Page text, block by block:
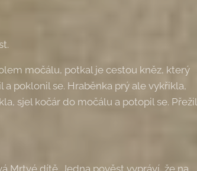
močálu, potkal je cestou kněz, který
poklonil se. Hraběnka prý ale vykřikla,
sjel kočár do močálu a potopil se. Přežil
Mrtvé dítě. Jedna pověst vypráví, že na